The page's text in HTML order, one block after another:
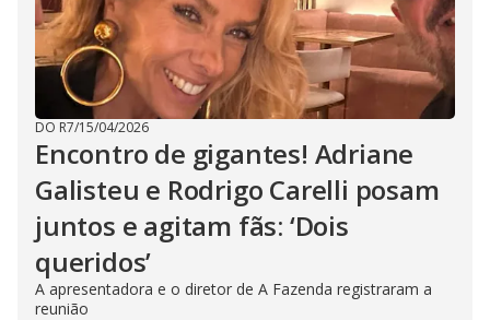
DO R7/15/04/2026
Encontro de gigantes! Adriane
Galisteu e Rodrigo Carelli posam
juntos e agitam fãs: ‘Dois
queridos’
A apresentadora e o diretor de A Fazenda registraram a
reunião